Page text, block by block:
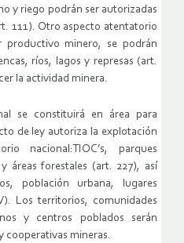
y riego podrán ser autorizadas
111). Otro aspecto atentatorio
minero, se podrán
ríos, lagos y represas (art.
la actividad minera.
se constituirá en área para
de ley autoriza la explotación
nacional:TIOC’s, parques
áreas forestales (art. 227), así
población urbana, lugares
Los territorios, comunidades
y centros poblados serán
cooperativas mineras.